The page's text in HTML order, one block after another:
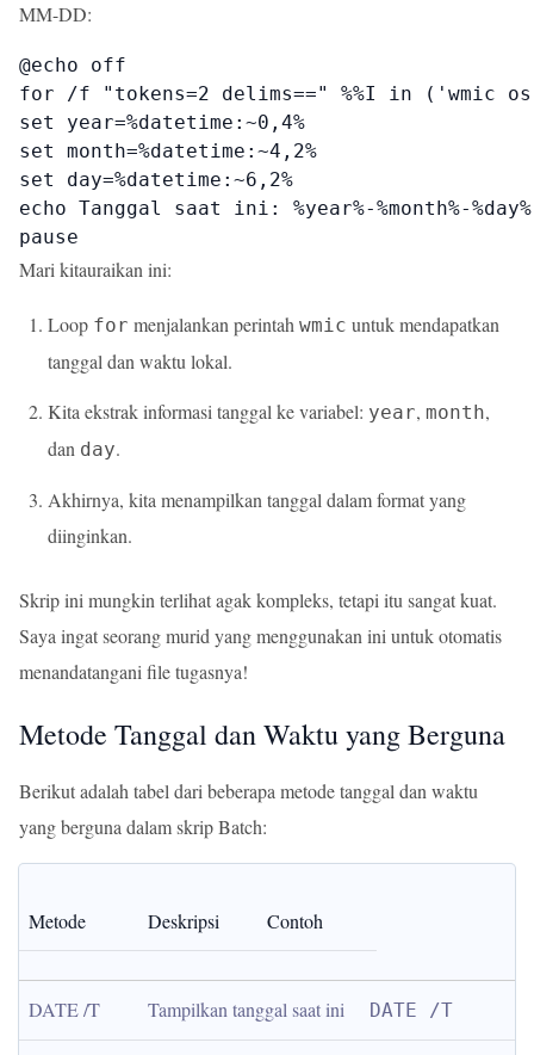
MM-DD:
@echo off
for /f "tokens=2 delims==" %%I in ('wmic
set year=%datetime:~0,4%
set month=%datetime:~4,2%
set day=%datetime:~6,2%
echo Tanggal saat ini: %year%-%month%-%day%
pause
Mari kitauraikan ini:
Loop for menjalankan perintah wmic untuk mendapatkan
tanggal dan waktu lokal.
Kita ekstrak informasi tanggal ke variabel: year, month,
dan day.
Akhirnya, kita menampilkan tanggal dalam format yang
diinginkan.
Skrip ini mungkin terlihat agak kompleks, tetapi itu sangat kuat.
Saya ingat seorang murid yang menggunakan ini untuk otomatis
menandatangani file tugasnya!
Metode Tanggal dan Waktu yang Berguna
Berikut adalah tabel dari beberapa metode tanggal dan waktu
yang berguna dalam skrip Batch:
Metode Deskripsi Contoh
DATE /T Tampilkan tanggal saat ini DATE /T